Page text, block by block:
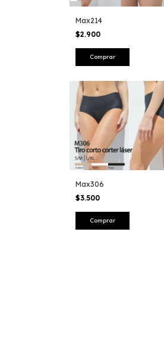
Max214
$2.900
Comprar
Max306
$3.500
Comprar